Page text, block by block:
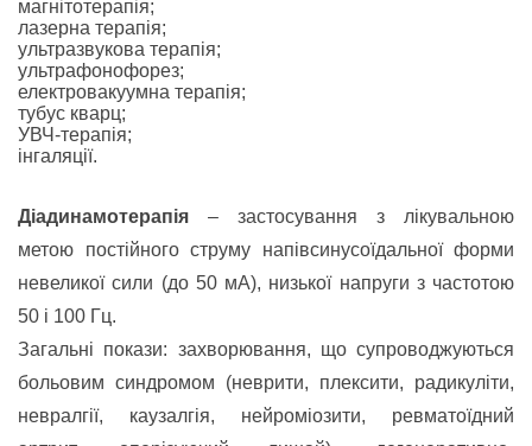
магнітотерапія;
лазерна терапія;
ультразвукова терапія;
ультрафонофорез;
електровакуумна терапія;
тубус кварц;
УВЧ-терапія;
інгаляції.
Діадинамотерапія – застосування з лікувальною
метою постійного струму напівсинусоїдальної форми
невеликої сили (до 50 мА), низької напруги з частотою
50 і 100 Гц.
Загальні покази: захворювання, що супроводжуються
больовим синдромом (неврити, плексити, радикуліти,
невралгії, каузалгія, нейроміозити, ревматоїдний